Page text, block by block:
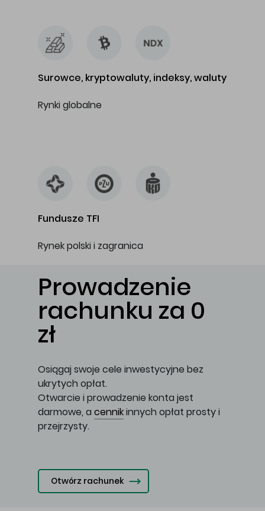
Surowce, kryptowaluty, indeksy, waluty
Rynki globalne
Fundusze TFI
Rynek polski i zagranica
Prowadzenie
rachunku za 0
zł
Osiągaj swoje cele inwestycyjne bez
ukrytych opłat.
Otwarcie i prowadzenie konta jest
darmowe, a cennikinnych opłat prosty i
przejrzysty.
Otwórz rachunek